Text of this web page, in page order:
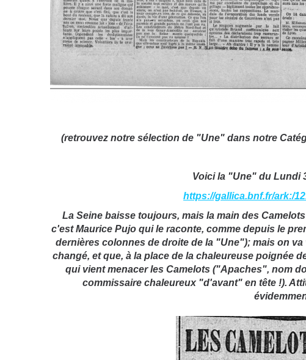
(retrouvez notre sélection de "Une" dans notre
Voici la "Une" du Lundi
https://gallica.bnf.fr/ark:/
La Seine baisse toujours, mais la main des
c'est Maurice Pujo qui le raconte, comme depuis le
dernières colonnes de droite de la "Une"); mais on
changé, et que, à la place de la chaleureuse poignée
qui vient menacer les Camelots ("Apaches", nom
commissaire chaleureux "d'avant" en tête !).